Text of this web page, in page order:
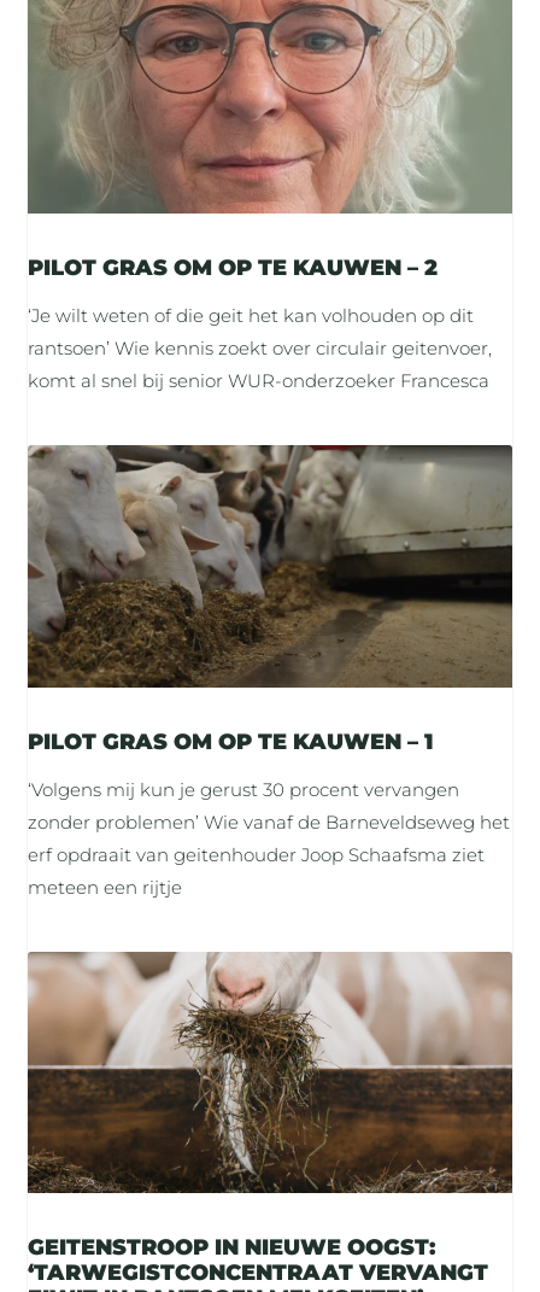
PILOT GRAS OM OP TE KAUWEN – 2
‘Je wilt weten of die geit het kan volhouden op dit
rantsoen’ Wie kennis zoekt over circulair geitenvoer,
komt al snel bij senior WUR-onderzoeker Francesca
PILOT GRAS OM OP TE KAUWEN – 1
‘Volgens mij kun je gerust 30 procent vervangen
zonder problemen’ Wie vanaf de Barneveldseweg het
erf opdraait van geitenhouder Joop Schaafsma ziet
meteen een rijtje
GEITENSTROOP IN NIEUWE OOGST:
‘TARWEGISTCONCENTRAAT VERVANGT